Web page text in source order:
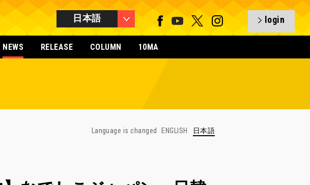
日本語 login
NEWS RELEASE COLUMN 10MA
Language is changed ENGLISH 日本語